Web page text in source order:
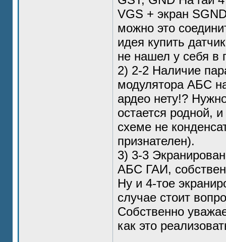
VGS + экран
можно это
идея купить
не нашел у себя в
2) 2-2 Наличие
модулятора АБС
ардео нету!?
остается родной,
схеме не
признателен).
3) 3-3
АБС ГАИ,
Ну и 4-тое
случае стоит
Собственно
как это